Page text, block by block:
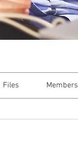
Files Members